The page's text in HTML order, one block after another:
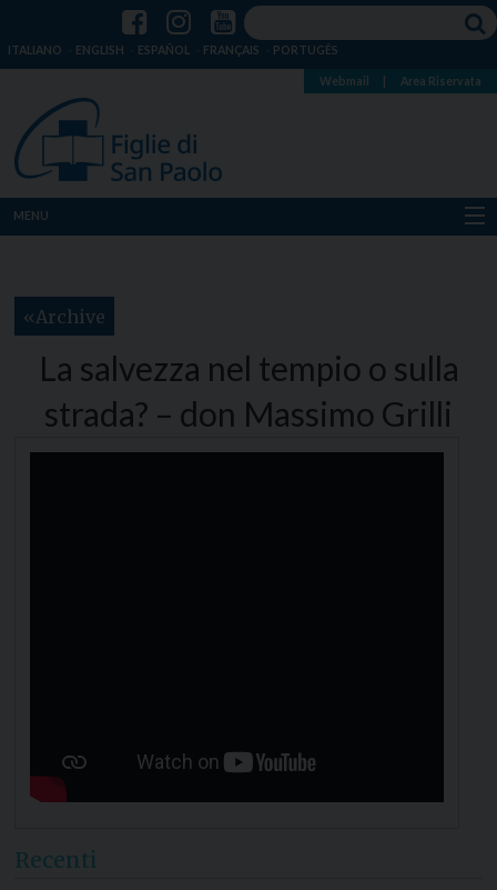
ITALIANO ENGLISH ESPAÑOL FRANÇAIS PORTUGÊS
Webmail Area Riservata
MENU
Dove siamo
Notizie
Risorse
Archive
La salvezza nel tempio o sulla
strada? – don Massimo Grilli
Recenti